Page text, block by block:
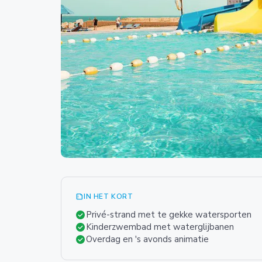
summarizeIN HET KORT
check_circlePrivé-strand met te gekke watersporten
check_circleKinderzwembad met waterglijbanen
check_circleOverdag en 's avonds animatie